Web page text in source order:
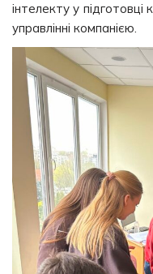
інтелекту у підготовці
управлінні компанією.